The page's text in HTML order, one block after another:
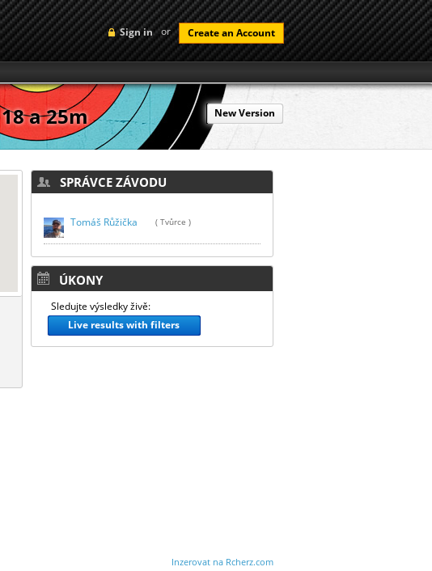
Sign in or Create an Account
a 25m New Version
SPRÁVCE ZÁVODU
Tomáš Růžička ( Tvůrce )
ÚKONY
Sledujte výsledky živě:
Live results with filters
Inzerovat na Rcherz.com